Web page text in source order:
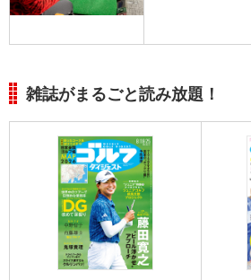
雑誌がまるごと読み放題！